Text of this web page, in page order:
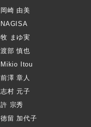
岡崎 由美
NAGISA
牧 まゆ実
渡部 慎也
Mikio Itou
前澤 章人
志村 元子
許 宗秀
徳留 加代子